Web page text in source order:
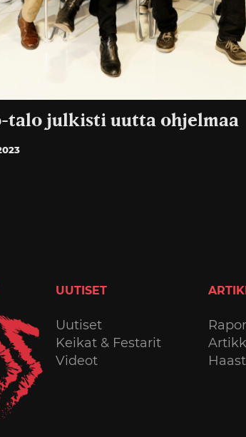
talo julkisti uutta ohjelmaa
UUTISET
Uutiset
Keikat & Festarit
Videot